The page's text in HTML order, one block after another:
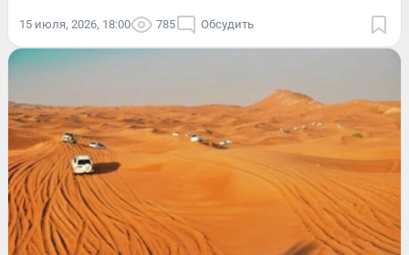
15 июля, 2026, 18:00 785 Обсудить